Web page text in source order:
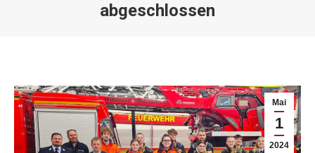
abgeschlossen
Mai
1
2024